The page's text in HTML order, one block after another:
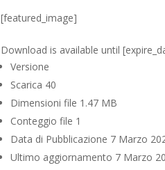
[featured_image]
Download is available until
Versione
Scarica 40
Dimensioni file 1.47 MB
Conteggio file 1
Data di Pubblicazione 7 Marzo
Ultimo aggiornamento 7 Marzo